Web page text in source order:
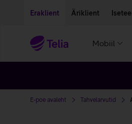
Eraklient Äriklient
Mobiil
E-poe avaleht Tahvelarvutid